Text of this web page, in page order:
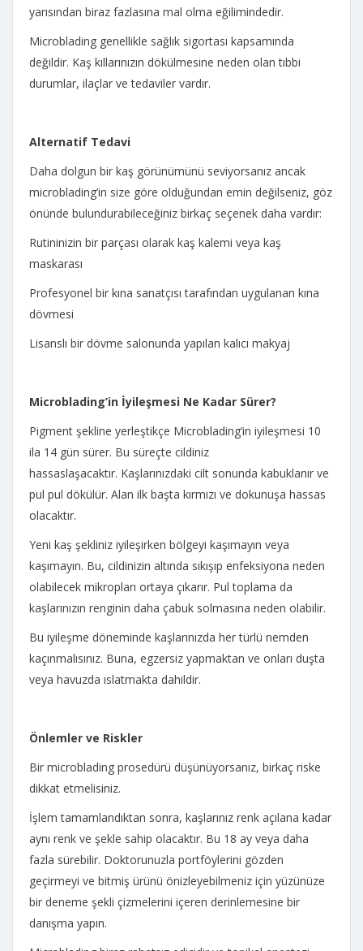
yarısından biraz fazlasına mal olma eğilimindedir.
Microblading genellikle sağlık sigortası kapsamında
değildir. Kaş kıllarınızın dökülmesine neden olan tıbbi
durumlar, ilaçlar ve tedaviler vardır.
Alternatif Tedavi
Daha dolgun bir kaş görünümünü seviyorsanız ancak
microblading’in size göre olduğundan emin değilseniz, göz
önünde bulundurabileceğiniz birkaç seçenek daha vardır:
Rutininizin bir parçası olarak kaş kalemi veya kaş
maskarası
Profesyonel bir kına sanatçısı tarafından uygulanan kına
dövmesi
Lisanslı bir dövme salonunda yapılan kalıcı makyaj
Microblading’in İyileşmesi Ne Kadar Sürer?
Pigment şekline yerleştikçe Microblading’in iyileşmesi 10
ila 14 gün sürer. Bu süreçte cildiniz
hassaslaşacaktır. Kaşlarınızdaki cilt sonunda kabuklanır ve
pul pul dökülür. Alan ilk başta kırmızı ve dokunuşa hassas
olacaktır.
Yeni kaş şekliniz iyileşirken bölgeyi kaşımayın veya
kaşımayın. Bu, cildinizin altında sıkışıp enfeksiyona neden
olabilecek mikropları ortaya çıkarır. Pul toplama da
kaşlarınızın renginin daha çabuk solmasına neden olabilir.
Bu iyileşme döneminde kaşlarınızda her türlü nemden
kaçınmalısınız. Buna, egzersiz yapmaktan ve onları duşta
veya havuzda ıslatmakta dahildir.
Önlemler ve Riskler
Bir microblading prosedürü düşünüyorsanız, birkaç riske
dikkat etmelisiniz.
İşlem tamamlandıktan sonra, kaşlarınız renk açılana kadar
aynı renk ve şekle sahip olacaktır. Bu 18 ay veya daha
fazla sürebilir. Doktorunuzla portföylerini gözden
geçirmeyi ve bitmiş ürünü önizleyebilmeniz için yüzünüze
bir deneme şekli çizmelerini içeren derinlemesine bir
danışma yapın.